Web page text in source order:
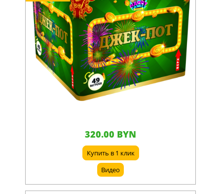
320.00 BYN
Купить в 1 клик
Видео